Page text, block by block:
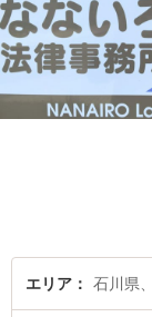
エリア 石川県